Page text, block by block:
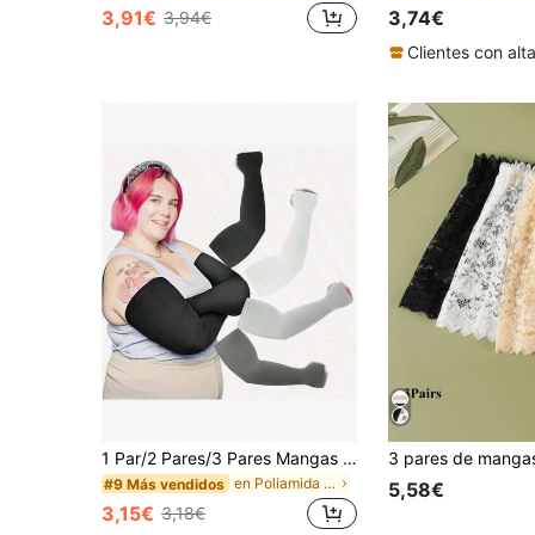
(1000+)
(1000+)
#2 Más vendidos
en Multicolor Mangas de brazo para mujer
3,91€ 3,94€
#5 Más vendidos
(1000+)
3,74€
1 Par/2 Pares/3 Pares Mangas de brazo de unicolor, adecuadas para hombres y mujeres, para fitness, al aire libre, viajes, adelgazamiento, aplicables para todas las estaciones
#9 Más vendidos en Poliamida Guantes de mujer
3,15€ 3,18€
5,58€